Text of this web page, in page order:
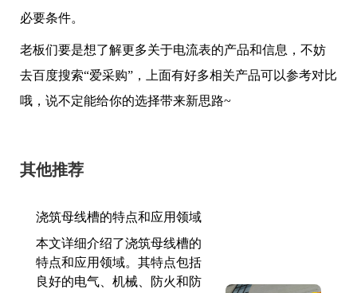
必要条件。
老板们要是想了解更多关于电流表的产品和信息，不妨
去百度搜索“爱采购”，上面有好多相关产品可以参考对比
哦，说不定能给你的选择带来新思路~
其他推荐
浇筑母线槽的特点和应用领域
本文详细介绍了浇筑母线槽的
特点和应用领域。其特点包括
良好的电气、机械、防火和防